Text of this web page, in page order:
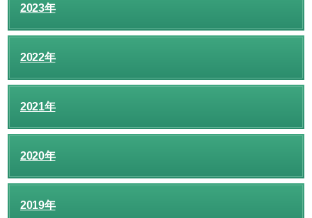
2023年
2022年
2021年
2020年
2019年